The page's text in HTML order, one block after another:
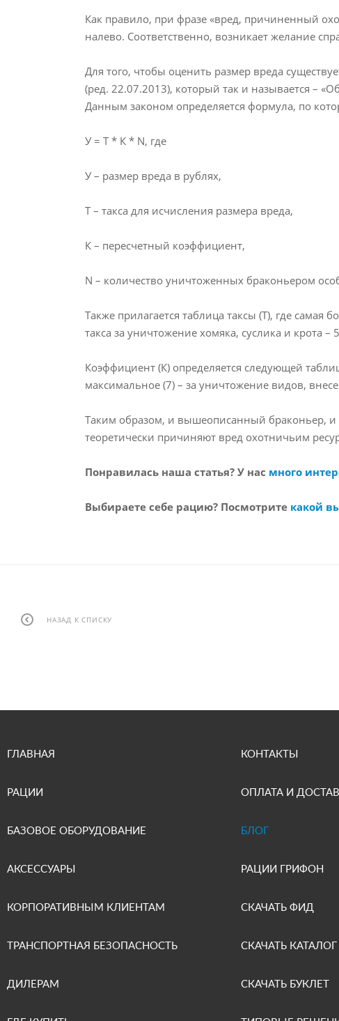
Как правило, при фразе «вред, причиненный
налево. Соответственно, возникает желание
Для того, чтобы оценить размер вреда
(ред. 22.07.2013), который так и называется –
Данным законом определяется формула, по
У = Т * К * N, где
У – размер вреда в рублях,
Т – такса для исчисления размера вреда,
К – пересчетный коэффициент,
N – количество уничтоженных браконьером
Также прилагается таблица таксы (Т), где
такса за уничтожение хомяка, суслика и крота –
Коэффициент (К) определяется следующей
максимальное (7) – за уничтожение видов,
Таким образом, и вышеописанный браконьер, и
теоретически причиняют вред охотничьим
Понравилась наша статья? У нас много
Выбираете себе рацию? Посмотрите какой
НАЗАД К СПИСКУ
ГЛАВНАЯ
РАЦИИ
БАЗОВОЕ ОБОРУДОВАНИЕ
АКСЕССУАРЫ
КОРПОРАТИВНЫМ КЛИЕНТАМ
ТРАНСПОРТНАЯ БЕЗОПАСНОСТЬ
ДИЛЕРАМ
КОНТАКТЫ
ОПЛАТА И
БЛОГ
РАЦИИ ГРИФОН
СКАЧАТЬ ФИД
СКАЧАТЬ КАТАЛОГ
СКАЧАТЬ БУКЛЕТ